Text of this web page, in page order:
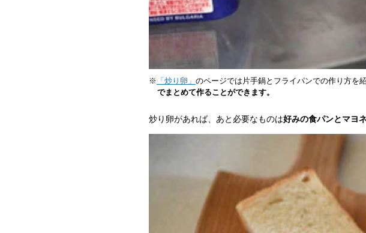
※ 「炒り卵」 のページでは片手鍋とフライパンでの作り方を
でまとめて作ることができます。
炒り卵があれば、あと必要なものは好みの食パンとマヨ